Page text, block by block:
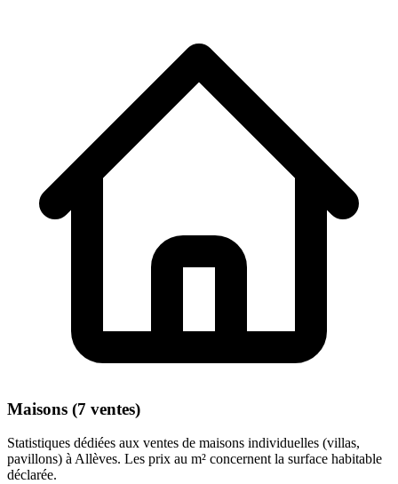
Maisons (7 ventes)
Statistiques dédiées aux ventes de maisons individuelles (villas,
pavillons) à Allèves. Les prix au m² concernent la surface habitable
déclarée.